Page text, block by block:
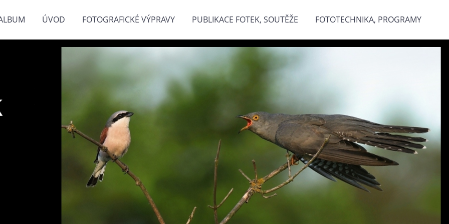
ÚVOD FOTOGRAFICKÉ VÝPRAVY PUBLIKACE FOTEK, SOUTĚŽE FOTOTECHNIKA, PROGRAMY